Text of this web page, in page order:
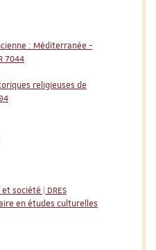
: Méditerranée -
7044
religieuses de
société | DRES
en études culturelles